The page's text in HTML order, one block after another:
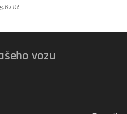
Kč
vozu